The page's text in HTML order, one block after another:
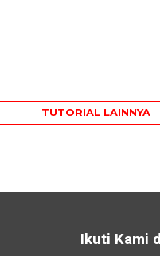
TUTORIAL LAINNYA
Ikuti Kami